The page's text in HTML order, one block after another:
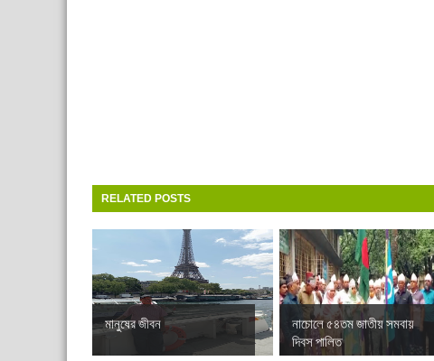
RELATED POSTS
মানুষের জীবন
নাচোলে ৫৪তম জাতীয় সমবায়
দিবস পালিত